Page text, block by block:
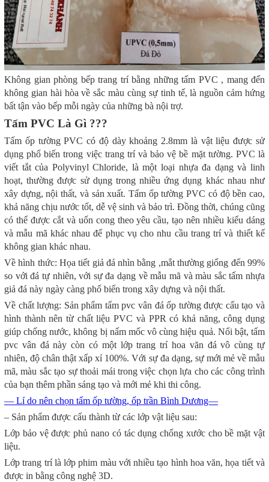
Không gian phòng bếp trang trí bằng những tấm PVC , mang đến
không gian hài hòa về sắc màu cùng sự tinh tế, là nguồn cảm hứng
bất tận vào bếp mỗi ngày của những bà nội trợ.
Tấm PVC Là Gì ???
Tấm ốp tường PVC có độ dày khoảng 2.8mm là vật liệu được sử
dụng phổ biến trong việc trang trí và bảo vệ bề mặt tường. PVC là
viết tắt của Polyvinyl Chloride, là một loại nhựa đa dạng và linh
hoạt, thường được sử dụng trong nhiều ứng dụng khác nhau như
xây dựng, nội thất, và sản xuất. Tấm ốp tường PVC có độ bền cao,
khả năng chịu nước tốt, dễ vệ sinh và bảo trì. Đồng thời, chúng cũng
có thể được cắt và uốn cong theo yêu cầu, tạo nên nhiều kiểu dáng
và mẫu mã khác nhau để phục vụ cho nhu cầu trang trí và thiết kế
không gian khác nhau.
Về hình thức: Họa tiết giả đá nhìn bằng ,mắt thường giống đến 99%
so với đá tự nhiên, với sự đa dạng về mẫu mã và màu sắc tấm nhựa
giả đá này ngày càng phổ biến trong xây dựng và nội thất.
Về chất lượng: Sản phẩm tấm pvc vân đá ốp tường được cấu tạo và
hình thành nên từ chất liệu PVC và PPR có khả năng, công dụng
giúp chống nước, không bị nấm mốc vô cùng hiệu quả. Nổi bật, tấm
pvc vân đá này còn có một lớp trang trí hoa văn đá vô cùng tự
nhiên, độ chân thật xấp xỉ 100%. Với sự đa dạng, sự mới mẻ về mẫu
mã, màu sắc tạo sự thoải mái trong việc chọn lựa cho các công trình
của bạn thêm phần sáng tạo và mới mẻ khi thi công.
— Lí do nên chọn tấm ốp tường, ốp trần Bình Dương—
– Sản phẩm được cấu thành từ các lớp vật liệu sau:
Lớp bảo vệ được phủ nano có tác dụng chống xước cho bề mặt vật
liệu.
Lớp trang trí là lớp phim màu với nhiều tạo hình hoa văn, họa tiết và
được in bằng công nghệ 3D.